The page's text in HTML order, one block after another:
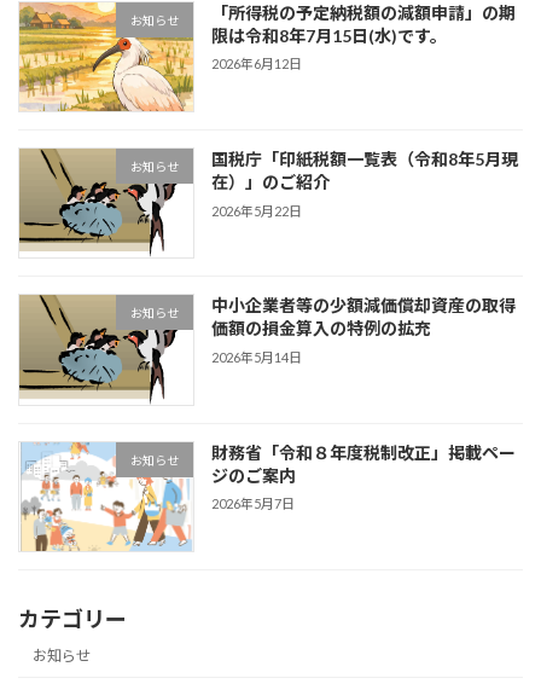
お知らせ
「所得税の予定納税額の減額申請」の期
限は令和8年7月15日(水)です。
2026年6月12日
お知らせ
国税庁「印紙税額一覧表（令和8年5月現
在）」のご紹介
2026年5月22日
お知らせ
中小企業者等の少額減価償却資産の取得
価額の損金算入の特例の拡充
2026年5月14日
お知らせ
財務省「令和８年度税制改正」掲載ペー
ジのご案内
2026年5月7日
カテゴリー
お知らせ